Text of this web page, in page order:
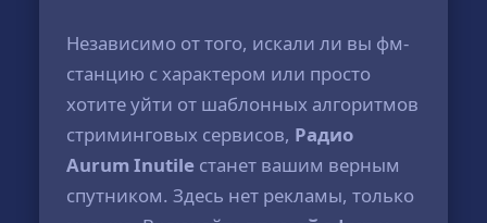
Независимо от того, искали ли вы фм-
станцию с характером или просто
хотите уйти от шаблонных алгоритмов
стриминговых сервисов, Радио
Aurum Inutile станет вашим верным
спутником. Здесь нет рекламы, только